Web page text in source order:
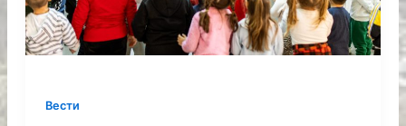
Вести